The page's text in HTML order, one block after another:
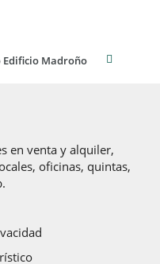
Madroño
en venta y alquiler,
oficinas, quintas,